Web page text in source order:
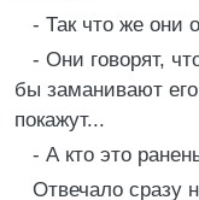
- Так что же они
- Они говорят,
бы заманивают
покажут...
- А кто это
Отвечало сразу